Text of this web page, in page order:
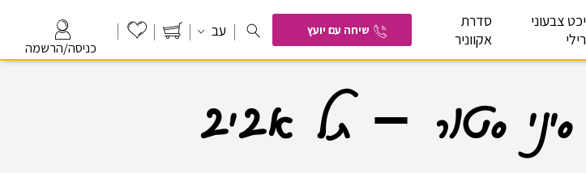
שיחה עם יועץ
כניסה/הרשמה
עב
צבעוני
סדרת
אקווניר
סיני סטור – תל אביב